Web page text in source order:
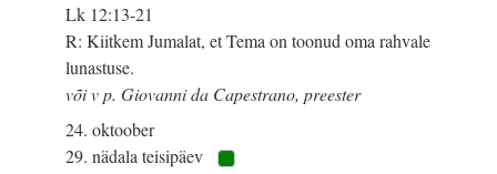
Lk 12:13-21
R: Kiitkem Jumalat, et Tema on toonud oma rahvale
lunastuse.
või v p. Giovanni da Capestrano, preester
24. oktoober
29. nädala teisipäev